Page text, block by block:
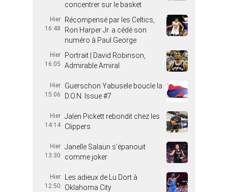
concentrer sur le basket
Hier
16:48
Récompensé par les Celtics,
Ron Harper Jr. a cédé son
numéro à Paul George
Hier
16:05
Portrait | David Robinson,
Admirable Amiral
Hier
15:06
Guerschon Yabusele boucle la
D.O.N. Issue #7
Hier
14:14
Jalen Pickett rebondit chez les
Clippers
Hier
13:30
Janelle Salaün s’épanouit
comme joker
Hier
12:50
Les adieux de Lu Dort à
Oklahoma City